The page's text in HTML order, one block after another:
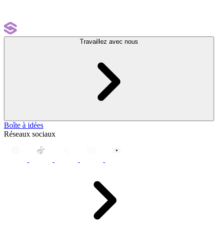
Travaillez avec nous
Boîte à idées
Réseaux sociaux